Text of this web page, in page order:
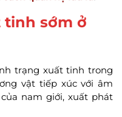
tinh sớm ở
trạng xuất tinh trong
vật tiếp xúc với âm
nam giới, xuất phát